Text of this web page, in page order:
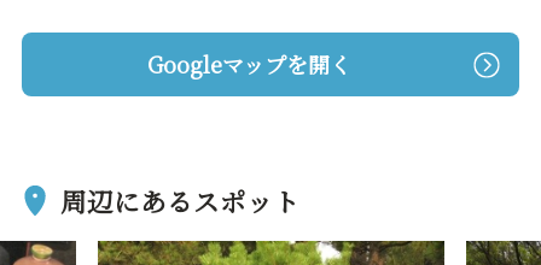
Googleマップを開く
周辺にあるスポット